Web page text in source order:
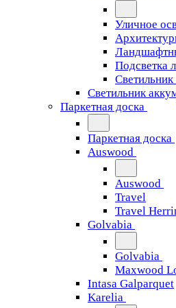
Уличное
Подсветка
Светильник
Паркетная доска
Паркетная доска
Auswood
Auswood
Travel
Travel
Golvabia
Golvabia
Maxwood
Intasa Galparquet
Karelia